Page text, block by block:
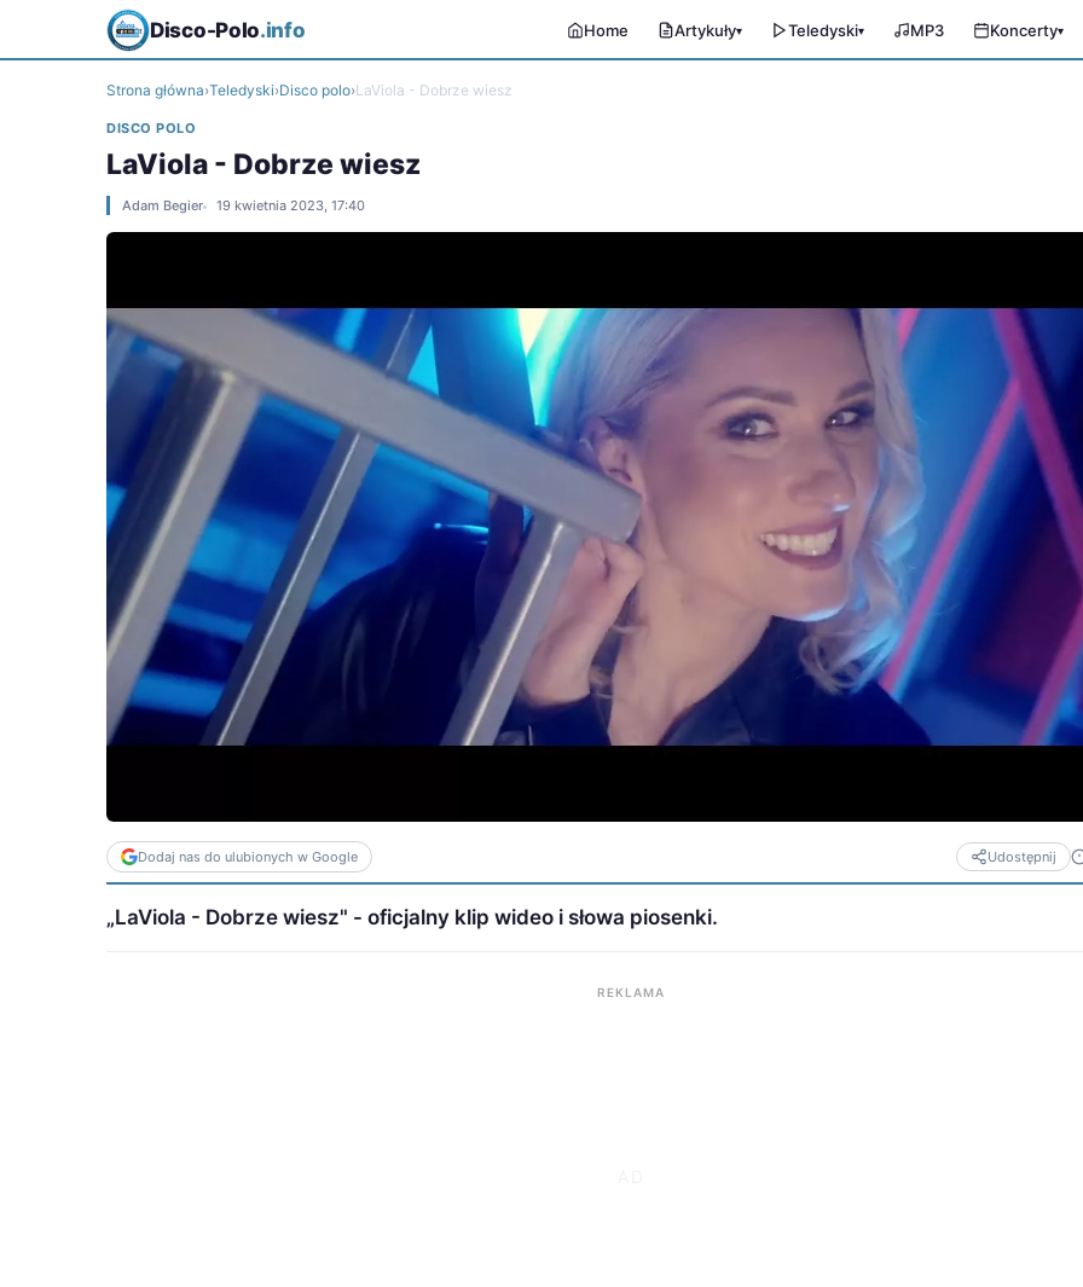
Disco-Polo.info Home Artykuły▾ Teledyski▾ MP3 Koncerty▾
Strona główna›Teledyski›Disco polo›LaViola - Dobrze wiesz
DISCO POLO
LaViola - Dobrze wiesz
Adam Begier 19 kwietnia 2023, 17:40
Dodaj nas do ulubionych w Google Udostępnij
„LaViola - Dobrze wiesz" - oficjalny klip wideo i słowa piosenki.
REKLAMA